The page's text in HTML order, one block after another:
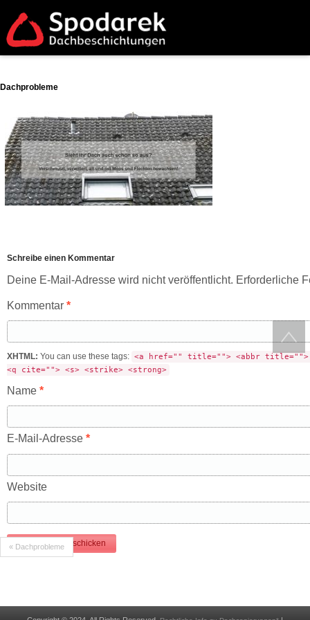
Dachprobleme
Schreibe einen Kommentar
Deine E-Mail-Adresse wird nicht veröffentlicht. Erforderliche
Kommentar *
XHTML: You can use these tags: <a href="" title=""> <abbr title="">
<q cite=""> <s> <strike> <strong>
Name *
E-Mail-Adresse *
Website
« Dachprobleme